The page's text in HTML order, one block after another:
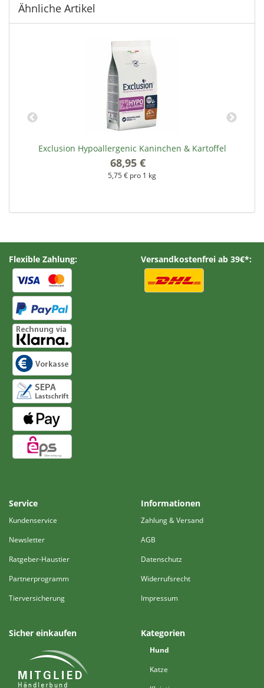
Ähnliche Artikel
Exclusion Hypoallergenic Kaninchen & Kartoffel
68,95 €
5,75 € pro 1 kg
Flexible Zahlung: Versandkostenfrei ab 39€*:
Service
Kundenservice
Newsletter
Ratgeber-Haustier
Partnerprogramm
Tierversicherung
Informationen
Zahlung & Versand
AGB
Datenschutz
Widerrufsrecht
Impressum
Sicher einkaufen Kategorien
Hund
Katze